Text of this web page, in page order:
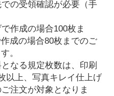
の受領確認が必要（手
作成の場合100枚ま
成の場合80枚までのご
。
なる規定枚数は、印刷
以上、写真キレイ仕上げ
注文が対象となりま